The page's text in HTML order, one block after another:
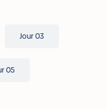
Jour 03
05